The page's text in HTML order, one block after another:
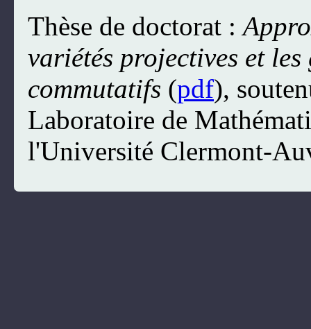
Thèse de doctorat :
variétés projectives et
commutatifs (pdf),
Laboratoire de
l'Université Clermont-